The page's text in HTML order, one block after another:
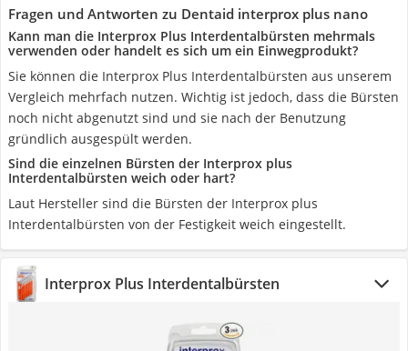
Fragen und Antworten zu Dentaid interprox plus nano
Kann man die Interprox Plus Interdentalbürsten mehrmals
verwenden oder handelt es sich um ein Einwegprodukt?
Sie können die Interprox Plus Interdentalbürsten aus unserem
Vergleich mehrfach nutzen. Wichtig ist jedoch, dass die Bürsten
noch nicht abgenutzt sind und sie nach der Benutzung
gründlich ausgespült werden.
Sind die einzelnen Bürsten der Interprox plus
Interdentalbürsten weich oder hart?
Laut Hersteller sind die Bürsten der Interprox plus
Interdentalbürsten von der Festigkeit weich eingestellt.
Interprox Plus Interdentalbürsten